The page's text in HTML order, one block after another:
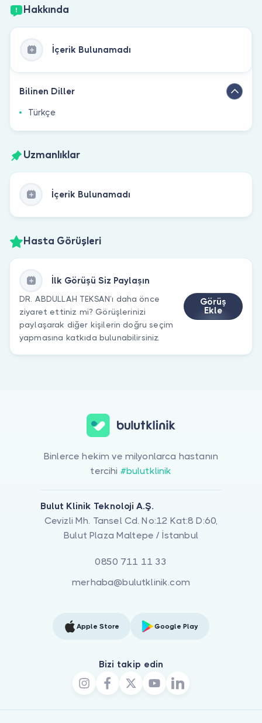
Hakkında
İçerik Bulunamadı
Bilinen Diller
Türkçe
Uzmanlıklar
İçerik Bulunamadı
Hasta Görüşleri
İlk Görüşü Siz Paylaşın
DR. ABDULLAH TEKSAN’ı daha önce
ziyaret ettiniz mi? Görüşlerinizi
paylaşarak diğer kişilerin doğru seçim
yapmasına katkıda bulunabilirsiniz.
Görüş
Ekle
Binlerce hekim ve milyonlarca hastanın
tercihi #bulutklinik
Bulut Klinik Teknoloji A.Ş.
Cevizli Mh. Tansel Cd. No:12 Kat:8 D:60,
Bulut Plaza Maltepe / İstanbul
0850 711 11 33
merhaba@bulutklinik.com
Apple Store Google Play
Bizi takip edin